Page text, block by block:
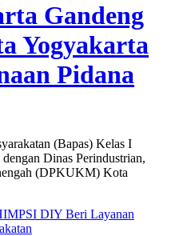
Gandeng
Yogyakarta
Pidana
(Bapas) Kelas I
Dinas Perindustrian,
(DPKUKM) Kota
DIY Beri Layanan